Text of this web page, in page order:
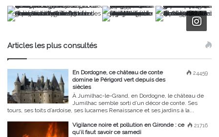
Articles les plus consultés
24459
En Dordogne, ce château de conte
domine le Périgord vert depuis des
siècles
À Jumilhac-le-Grand, en Dordogne, le château de
Jumilhac semble sorti d’un décor de conte. Ses
tours, ses toits d’ardoise, ses lucarnes Renaissance et ses jardins à la...
21716
Vigilance noire et pollution en Gironde : ce
qu’il faut savoir ce samedi